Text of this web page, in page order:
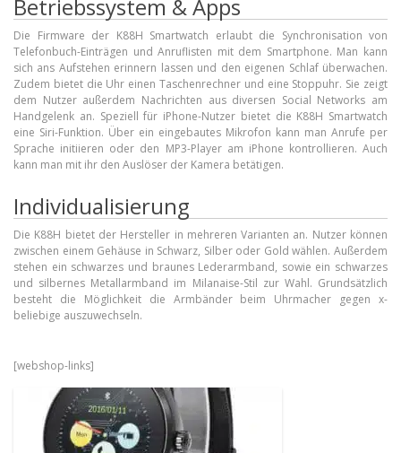
Betriebssystem & Apps
Die Firmware der K88H Smartwatch erlaubt die Synchronisation von
Telefonbuch-Einträgen und Anruflisten mit dem Smartphone. Man kann
sich ans Aufstehen erinnern lassen und den eigenen Schlaf überwachen.
Zudem bietet die Uhr einen Taschenrechner und eine Stoppuhr. Sie zeigt
dem Nutzer außerdem Nachrichten aus diversen Social Networks am
Handgelenk an. Speziell für iPhone-Nutzer bietet die K88H Smartwatch
eine Siri-Funktion. Über ein eingebautes Mikrofon kann man Anrufe per
Sprache initiieren oder den MP3-Player am iPhone kontrollieren. Auch
kann man mit ihr den Auslöser der Kamera betätigen.
Individualisierung
Die K88H bietet der Hersteller in mehreren Varianten an. Nutzer können
zwischen einem Gehäuse in Schwarz, Silber oder Gold wählen. Außerdem
stehen ein schwarzes und braunes Lederarmband, sowie ein schwarzes
und silbernes Metallarmband im Milanaise-Stil zur Wahl. Grundsätzlich
besteht die Möglichkeit die Armbänder beim Uhrmacher gegen x-
beliebige auszuwechseln.
[webshop-links]